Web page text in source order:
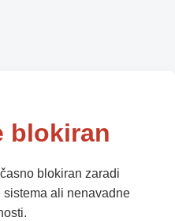
blokiran
blokiran zaradi
ali nenavadne